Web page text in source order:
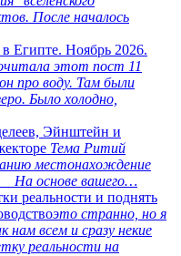
После началось
Египте. Ноябрь 2026.
этот пост 11
про воду. Там были
Было холодно,
Эйнштейн и
Тема Ритий
местонахождение
На основе вашего…
реальности и поднять
это странно, но я
нам всем и сразу некие
реальности на